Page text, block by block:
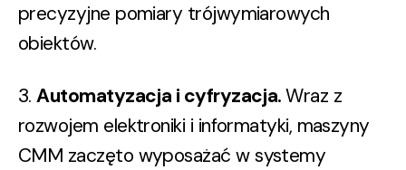
precyzyjne pomiary trójwymiarowych
obiektów.
3.Automatyzacja i cyfryzacja.Wraz z
rozwojem elektroniki i informatyki, maszyny
CMM zaczęto wyposażać w systemy